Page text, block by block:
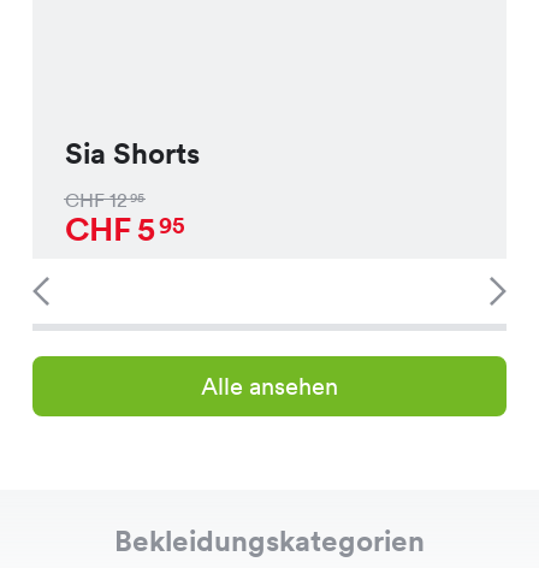
Sia Shorts
CHF1295
CHF595
Alle ansehen
Bekleidungskategorien